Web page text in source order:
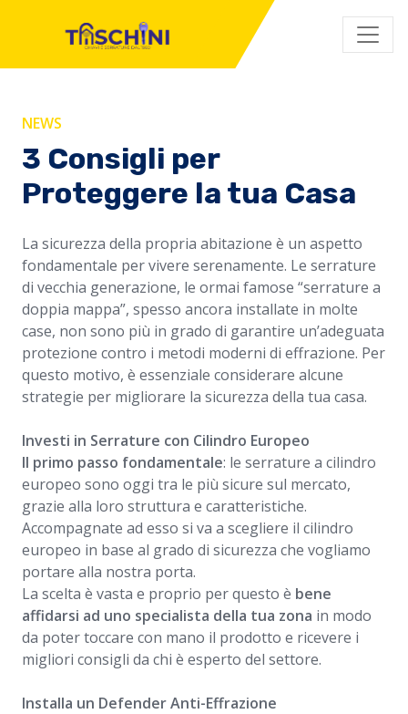
NEWS
3 Consigli per
Proteggere la tua Casa
La sicurezza della propria abitazione è un aspetto
fondamentale per vivere serenamente. Le serrature
di vecchia generazione, le ormai famose “serrature a
doppia mappa”, spesso ancora installate in molte
case, non sono più in grado di garantire un’adeguata
protezione contro i metodi moderni di effrazione. Per
questo motivo, è essenziale considerare alcune
strategie per migliorare la sicurezza della tua casa.
Investi in Serrature con Cilindro Europeo
Il primo passo fondamentale: le serrature a cilindro
europeo sono oggi tra le più sicure sul mercato,
grazie alla loro struttura e caratteristiche.
Accompagnate ad esso si va a scegliere il cilindro
europeo in base al grado di sicurezza che vogliamo
portare alla nostra porta.
La scelta è vasta e proprio per questo è bene
affidarsi ad uno specialista della tua zona in modo
da poter toccare con mano il prodotto e ricevere i
migliori consigli da chi è esperto del settore.
Installa un Defender Anti-Effrazione